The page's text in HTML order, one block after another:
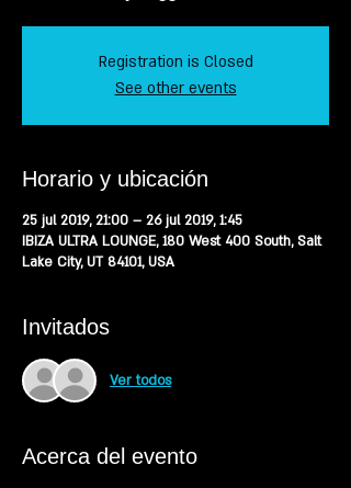
Registration is Closed
See other events
Horario y ubicación
25 jul 2019, 21:00 – 26 jul 2019, 1:45
IBIZA ULTRA LOUNGE, 180 West 400 South, Salt
Lake City, UT 84101, USA
Invitados
Ver todos
Acerca del evento